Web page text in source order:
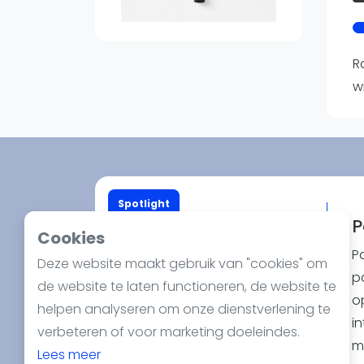
Cookies
Deze website maakt gebruik van "cookies" om
de website te laten functioneren, de website te
helpen analyseren om onze dienstverlening te
verbeteren of voor marketing doeleindes.
Lees meer
Reserveringssystemen
Spotlight